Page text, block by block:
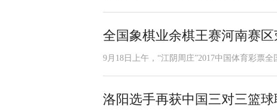
全国象棋业余棋王赛河南赛
9月18日上午，“江阴周庄”2017中国体育彩票
洛阳选手再获中国三对三篮